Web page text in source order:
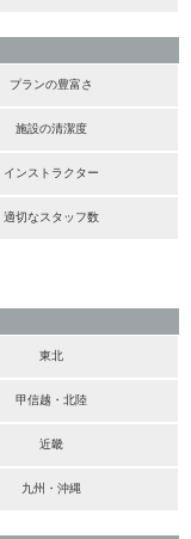
プランの豊富さ
施設の清潔度
インストラクター
適切なスタッフ数
東北
甲信越・北陸
近畿
九州・沖縄